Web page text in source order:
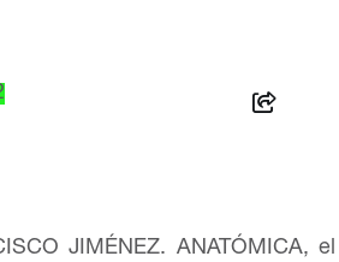
JIMÉNEZ. ANATÓMICA, el